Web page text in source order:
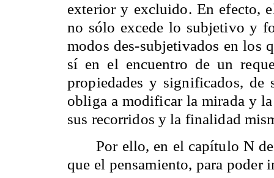
exterior y excluido. En efecto,
no sólo excede lo subjetivo y
modos des-subjetivados en los
sí en el encuentro de un
propiedades y significados,
obliga a modificar la mirada y
sus recorridos y la finalidad
Por ello, en el capítulo N
que el pensamiento, para poder